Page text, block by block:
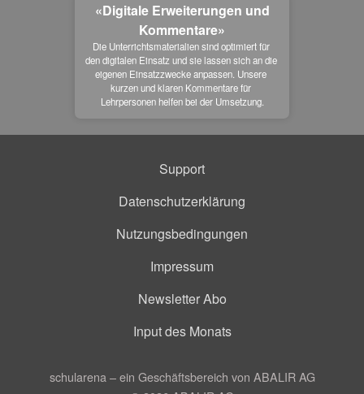
«Digitale Erweiterungen und
Kommentare»
Die Unterrichtsmaterialien sind optimiert für
den digitalen Einsatz und sie lassen sich an die
eigenen Einsatzzwecke anpassen. Unsere
kurzen und klaren Kommentare für
Lehrpersonen helfen bei der Umsetzung.
Support
Datenschutzerklärung
Nutzungsbedingungen
Impressum
Newsletter Abo
Input des Monats
schularena – ein Geschäftsbereich von ABALIR AG